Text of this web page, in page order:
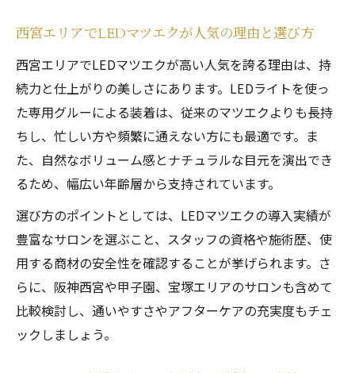
西宮エリアでLEDマツエクが人気の理由と選び方
西宮エリアでLEDマツエクが高い人気を誇る理由は、持
続力と仕上がりの美しさにあります。LEDライトを使っ
た専用グルーによる装着は、従来のマツエクよりも長持
ちし、忙しい方や頻繁に通えない方にも最適です。ま
た、自然なボリューム感とナチュラルな目元を演出でき
るため、幅広い年齢層から支持されています。
選び方のポイントとしては、LEDマツエクの導入実績が
豊富なサロンを選ぶこと、スタッフの資格や施術歴、使
用する商材の安全性を確認することが挙げられます。さ
らに、阪神西宮や甲子園、宝塚エリアのサロンも含めて
比較検討し、通いやすさやアフターケアの充実度もチェ
ックしましょう。